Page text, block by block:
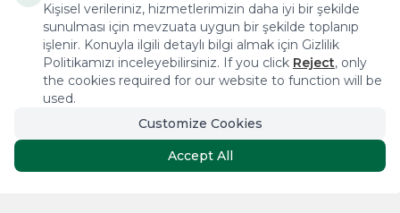
COPYRIGHT © 2023 arifoglu.com ALL RIGHTS RESERVED
Tasarım ve Reklam Danışmanlığı AJANSTEK
Kişisel verileriniz, hizmetlerimizin daha iyi bir şekilde
sunulması için mevzuata uygun bir şekilde toplanıp
işlenir. Konuyla ilgili detaylı bilgi almak için Gizlilik
Politikamızı inceleyebilirsiniz. If you click Reject, only
the cookies required for our website to function will be
used.
Customize Cookies
Accept All